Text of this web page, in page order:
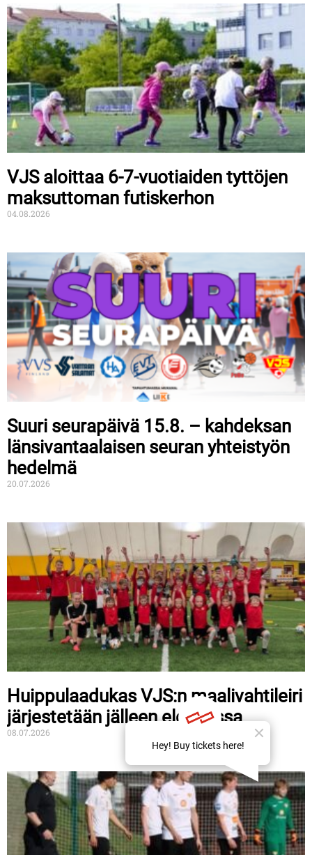
VJS aloittaa 6-7-vuotiaiden tyttöjen
maksuttoman futiskerhon
04.08.2026
Suuri seurapäivä 15.8. – kahdeksan
länsivantaalaisen seuran yhteistyön
hedelmä
20.07.2026
Huippulaadukas VJS:n maalivahtileiri
järjestetään jälleen elokuussa
08.07.2026